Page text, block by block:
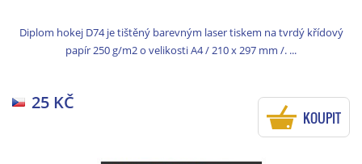
Diplom hokej D74 je tištěný barevným laser tiskem na tvrdý křídový
papír 250 g/m2 o velikosti A4 / 210 x 297 mm /. ...
25 KČ
KOUPIT